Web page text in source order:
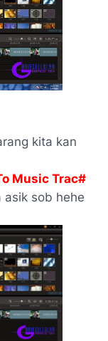
kita kan
Music Trac#
asik sob hehe